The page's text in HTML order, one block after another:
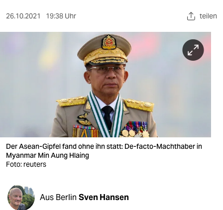
sport
verlag
veranstaltungen
fragen & hilfe
26.10.2021 19:38 Uhr teilen
Der Asean-Gipfel fand ohne ihn statt: De-facto-Machthaber in
Myanmar Min Aung Hlaing
Foto: reuters
Aus Berlin Sven Hansen